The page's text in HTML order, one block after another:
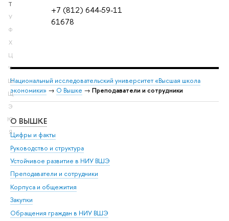
Т
У
Ф
Х
Ц
Ч
Ш
Щ
Э
Ю
Я
+7 (812) 644-59-11
61678
Национальный исследовательский университет «Высшая школа
экономики» → О Вышке → Преподаватели и сотрудники
О ВЫШКЕ
Цифры и факты
Руководство и структура
Устойчивое развитие в НИУ ВШЭ
Преподаватели и сотрудники
Корпуса и общежития
Закупки
Обращения граждан в НИУ ВШЭ